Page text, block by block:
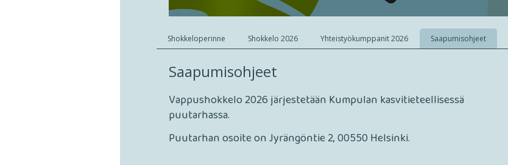
Shokkeloperinne Shokkelo 2026 Yhteistyökumppanit 2026 Saapumisohjeet
Saapumisohjeet
Vappushokkelo 2026 järjestetään Kumpulan kasvitieteellisessä
puutarhassa.
Puutarhan osoite on Jyrängöntie 2, 00550 Helsinki.